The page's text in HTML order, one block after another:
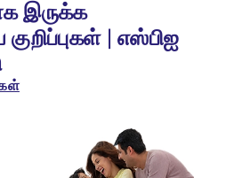
இருக்க
| எஸ்பிஐ